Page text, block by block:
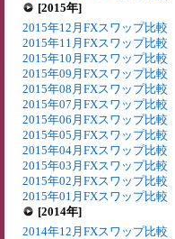
[2015年]
2015年12月FXスワップ比較
2015年11月FXスワップ比較
2015年10月FXスワップ比較
2015年09月FXスワップ比較
2015年08月FXスワップ比較
2015年07月FXスワップ比較
2015年06月FXスワップ比較
2015年05月FXスワップ比較
2015年04月FXスワップ比較
2015年03月FXスワップ比較
2015年02月FXスワップ比較
2015年01月FXスワップ比較
[2014年]
2014年12月FXスワップ比較